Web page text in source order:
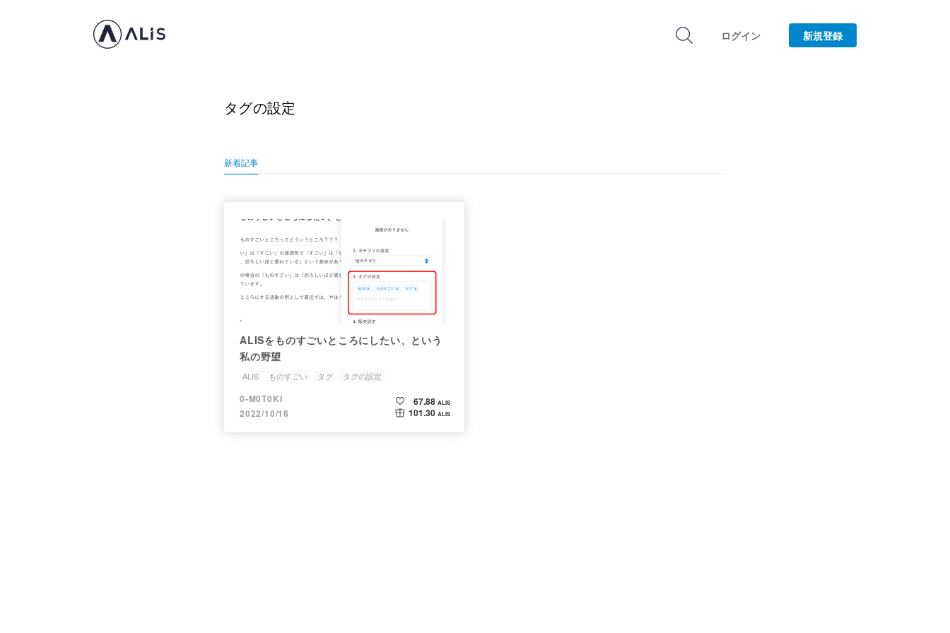
ログイン 新規登録
タグの設定
新着記事
ALISをものすごいところにしたい、という
私の野望
ALIS ものすごい タグ タグの設定
0-M0T0KI
2022/10/16
67.88 ALIS
101.30 ALIS